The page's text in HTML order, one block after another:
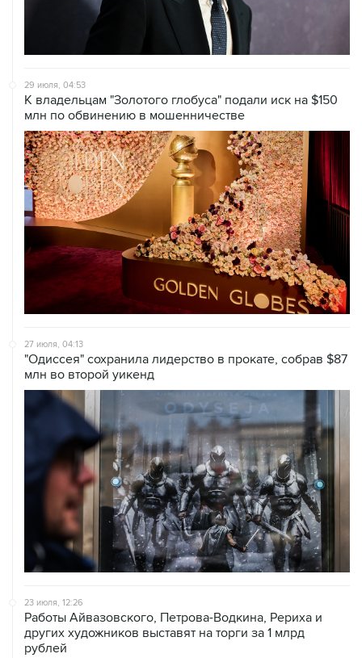
29 июля, 04:53
К владельцам "Золотого глобуса" подали иск на $150
млн по обвинению в мошенничестве
27 июля, 04:13
"Одиссея" сохранила лидерство в прокате, собрав $87
млн во второй уикенд
23 июля, 12:26
Работы Айвазовского, Петрова-Водкина, Рериха и
других художников выставят на торги за 1 млрд
рублей